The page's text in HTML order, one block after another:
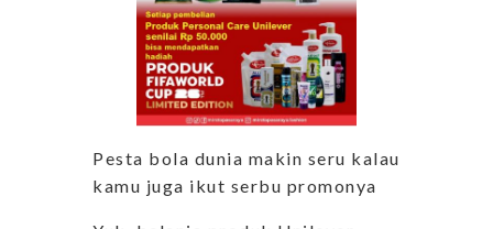
Pesta bola dunia makin seru kalau
kamu juga ikut serbu promonya